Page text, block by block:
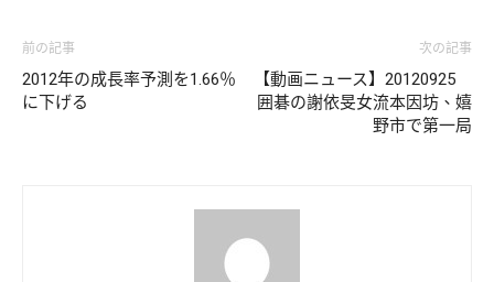
前の記事
2012年の成長率予測を1.66％
に下げる
次の記事
【動画ニュース】20120925
囲碁の謝依旻女流本因坊、嬉
野市で第一局